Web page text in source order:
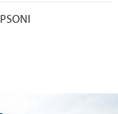
PSONI